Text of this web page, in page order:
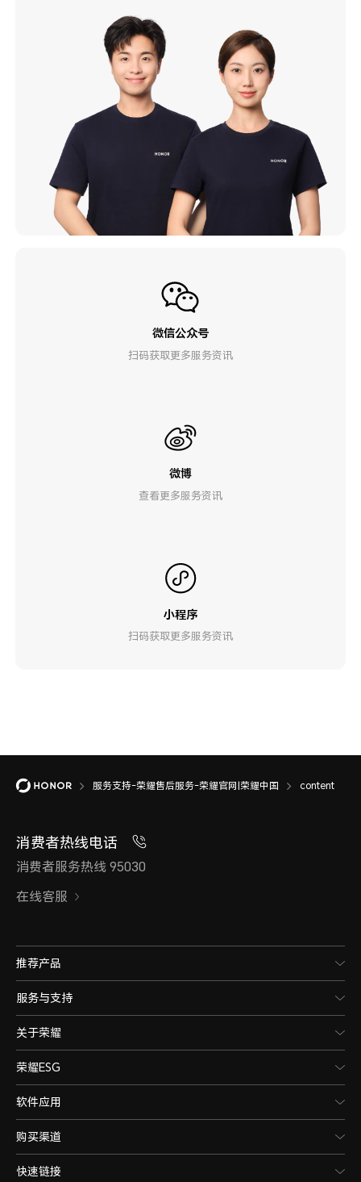
微信公众号
扫码获取更多服务资讯
微博
查看更多服务资讯
小程序
扫码获取更多服务资讯
服务支持-荣耀售后服务-荣耀官网|荣耀中国 content
消费者热线电话
消费者服务热线 95030
在线客服
推荐产品
服务与支持
关于荣耀
荣耀ESG
软件应用
购买渠道
快速链接